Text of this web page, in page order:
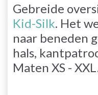
Gebreide
Kid-Silk. Het
naar beneden
hals,
Maten XS -